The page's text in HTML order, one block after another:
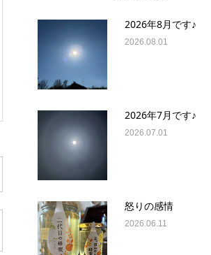
2026年8月です♪
2026.08.01
2026年7月です♪
2026.07.01
怒りの感情
2026.06.11